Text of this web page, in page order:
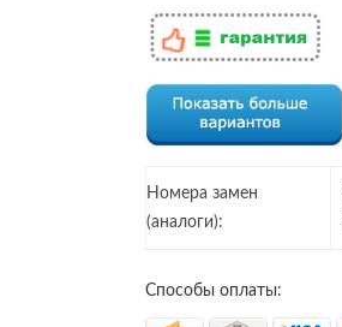
Номера замен
(аналоги):
Способы оплаты: